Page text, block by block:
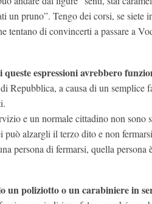
un pruno”. Tengo dei corsi, se
tentano di convincerti a passare a
espressioni avrebbero
Repubblica, a causa di un
e un normale cittadino non sono
può alzargli il terzo dito e non
persona di fermarsi, quella
un poliziotto o un carabiniere in